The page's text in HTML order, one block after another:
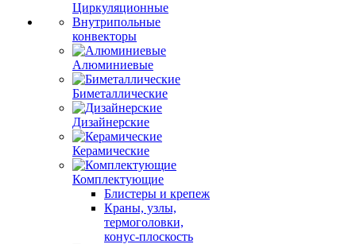
Циркуляционные
Внутрипольные
конвекторы
Алюминиевые
Биметаллические
Дизайнерские
Керамические
Комплектующие
Блистеры и крепеж
Краны, узлы,
термоголовки,
конус-плоскость